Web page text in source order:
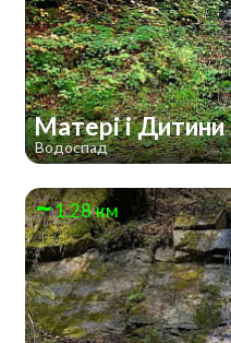
Матері і Дитини
Водоспад
1.28 км